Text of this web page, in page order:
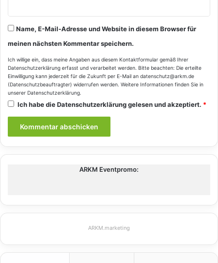
Name, E-Mail-Adresse und Website in diesem Browser für
meinen nächsten Kommentar speichern.
Ich willige ein, dass meine Angaben aus diesem Kontaktformular gemäß Ihrer
Datenschutzerklärung erfasst und verarbeitet werden. Bitte beachten: Die erteilte
Einwilligung kann jederzeit für die Zukunft per E-Mail an datenschutz@arkm.de
(Datenschutzbeauftragter) widerrufen werden. Weitere Informationen finden Sie in
unserer Datenschutzerklärung.
Ich habe dieDatenschutzerklärunggelesen und akzeptiert. *
ARKM Eventpromo:
ARKM.marketing